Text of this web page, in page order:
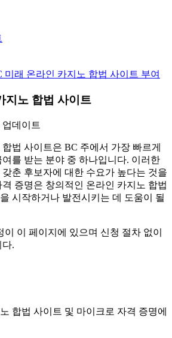
미래 온라인 카지노 합법 사이트 부여
지노 합법 사이트
법 사이트은 BC 주에서 가장 빠르게
를 받는 분야 중 하나입니다. 이러한
춘 후보자에 대한 수요가 높다는 것을
증명은 창의적인 온라인 카지노 합법
시작하거나 발전시키는 데 도움이 될
이 이 페이지에 있으며 신청 절차 없이
다.
합법 사이트 및 마이크로 자격 증명에